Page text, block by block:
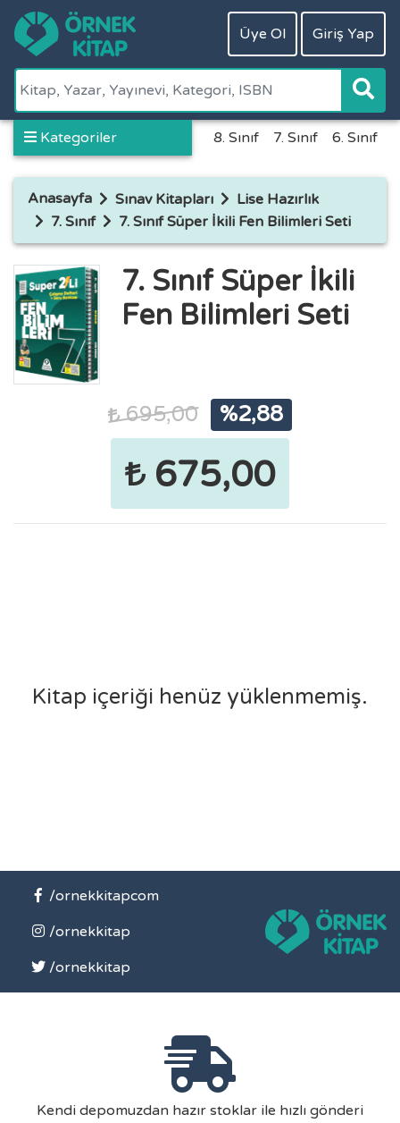
Üye Ol Giriş Yap
Kategoriler 8. Sınıf 7. Sınıf 6. Sınıf
Anasayfa Sınav Kitapları
Lise Hazırlık
7. Sınıf
7. Sınıf Süper İkili Fen Bilimleri Seti
7. Sınıf Süper İkili
Fen Bilimleri Seti
695,00 %2,88
675,00
Kitap içeriği henüz yüklenmemiş.
/ornekkitapcom
/ornekkitap
/ornekkitap
Kendi depomuzdan hazır stoklar ile hızlı gönderi